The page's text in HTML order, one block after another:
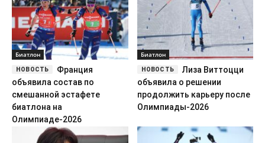
Биатлон
Франция
объявила состав по
смешанной эстафете
биатлона на
Олимпиаде-2026
Биатлон
Лиза Виттоцци
объявила о решении
продолжить карьеру после
Олимпиады-2026